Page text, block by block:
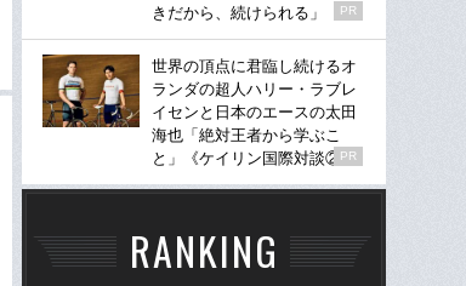
きだから、続けられる」
PR
世界の頂点に君臨し続けるオ
ランダの超人ハリー・ラブレ
イセンと日本のエースの太田
海也「絶対王者から学ぶこ
と」《ケイリン国際対談②》
PR
RANKING